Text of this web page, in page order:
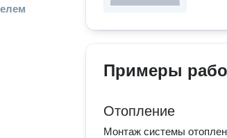
Примеры
Отопление
Монтаж системы